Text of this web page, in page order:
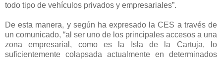
todo tipo de vehículos privados y empresariales”.
De esta manera, y según ha expresado la CES a través de
un comunicado, “al ser uno de los principales accesos a una
zona empresarial, como es la Isla de la Cartuja, lo
suficientemente colapsada actualmente en determinados